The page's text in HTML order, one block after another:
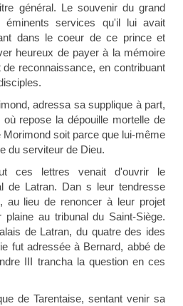
général. Le souvenir du grand
éminents services qu'il lui avait
dans le coeur de ce prince et
heureux de payer à la mémoire
reconnaissance, en contribuant
adressa sa supplique à part,
repose la dépouille mortelle de
Morimond soit parce que lui-même
du serviteur de Dieu.
ces lettres venait d'ouvrir le
de Latran. Dan s leur tendresse
au lieu de renoncer à leur projet
au tribunal du Saint-Siège.
de Latran, du quatre des ides
fut adressée à Bernard, abbé de
III trancha la question en ces
de Tarentaise, sentant venir sa